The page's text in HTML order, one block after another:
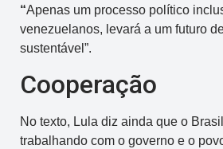
“Apenas um processo político
venezuelanos, levará a um futuro
sustentável”.
Cooperação
No texto, Lula diz ainda que o
trabalhando com o governo e o